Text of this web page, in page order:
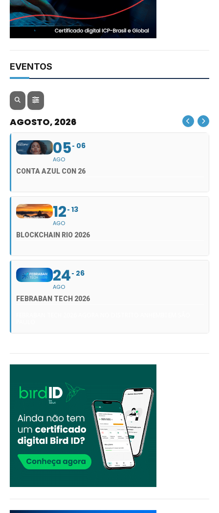
EVENTOS
AGOSTO, 2026
05
AGO
06
CONTA AZUL CON 26
12
AGO
13
BLOCKCHAIN RIO 2026
24
AGO
26
FEBRABAN TECH 2026